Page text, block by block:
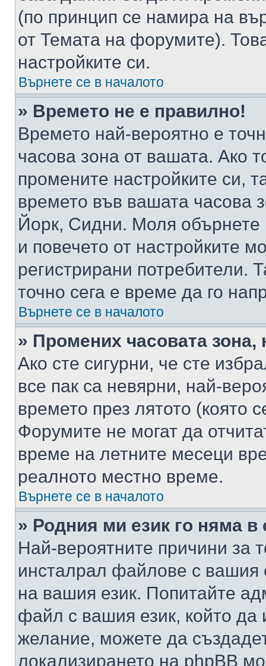
(по принцип се намира на
от Темата на форумите).
настройките си.
Върнете се в началото
» Времето не е правилно!
Времето най-вероятно е
часова зона от вашата. Ако
промените настройките си,
времето във вашата
Йорк, Сидни. Моля обърнете
и повечето от настройките
регистрирани потребители.
точно сега е време да го
Върнете се в началото
» Промених часовата
Ако сте сигурни, че сте
все пак са невярни, най-
времето през лятото (която
Форумите не могат да
време на летните месеци
реалното местно време.
Върнете се в началото
» Родния ми език го няма в
Най-вероятните причини за
инсталрал файлове с вашия
на вашия език. Попитайте
файл с вашия език, който да
желание, можете да
локализирането на phpBB